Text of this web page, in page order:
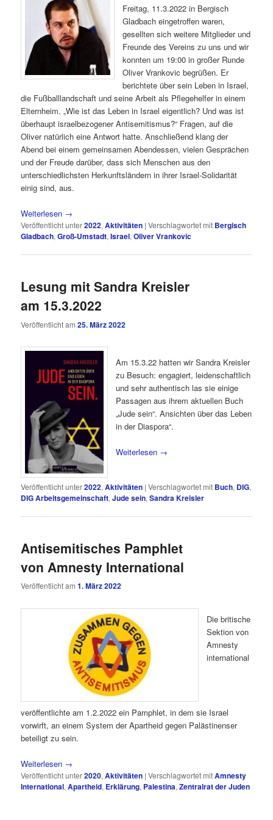
Freitag, 11.3.2022 in Bergisch
Gladbach eingetroffen waren,
gesellten sich weitere Mitglieder und
Freunde des Vereins zu uns und wir
konnten um 19:00 in großer Runde
Oliver Vrankovic begrüßen. Er
berichtete über sein Leben in Israel,
die Fußballlandschaft und seine Arbeit als Pflegehelfer in einem
Elternheim. „Wie ist das Leben in Israel eigentlich? Und was ist
überhaupt israelbezogener Antisemitismus?“ Fragen, auf die
Oliver natürlich eine Antwort hatte. Anschließend klang der
Abend bei einem gemeinsamen Abendessen, vielen Gesprächen
und der Freude darüber, dass sich Menschen aus den
unterschiedlichsten Herkunftsländern in ihrer Israel-Solidarität
einig sind, aus.
Weiterlesen →
Veröffentlicht unter2022,Aktivitäten |Verschlagwortet mit Bergisch
Gladbach,Groß-Umstadt,Israel,Oliver Vrankovic
Lesung mit Sandra Kreisler
am 15.3.2022
Veröffentlicht am25. März 2022
Am 15.3.22 hatten wir Sandra Kreisler
zu Besuch: engagiert, leidenschaftlich
und sehr authentisch las sie einige
Passagen aus ihrem aktuellen Buch
„Jude sein“. Ansichten über das Leben
in der Diaspora“.
Weiterlesen →
Veröffentlicht unter2022,Aktivitäten |Verschlagwortet mit Buch, DIG,
DIG Arbeitsgemeinschaft,Jude sein,Sandra Kreisler
Antisemitisches Pamphlet
von Amnesty International
Veröffentlicht am1. März 2022
Die britische
Sektion von
Amnesty
international
veröffentlichte am 1.2.2022 ein Pamphlet, in dem sie Israel
vorwirft, an einem System der Apartheid gegen Palästinenser
beteiligt zu sein.
Weiterlesen →
Veröffentlicht unter2020,Aktivitäten |Verschlagwortet mitAmnesty
International,Apartheid, Erklärung, Palestina,Zentralrat der Juden